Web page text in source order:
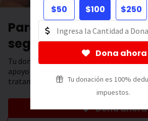
$50 $100 $250
Dona ahora
Tu donación es 100%
impuestos.
Para acabar con el
segundo cuenta.
Tu donación tiene el poder de salvar
apoyo 24/7, hospedaje y transporte
tratamiento.
Dona ahora